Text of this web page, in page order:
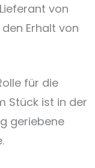
von
Erhalt von
für die
Stück ist in der
geriebene